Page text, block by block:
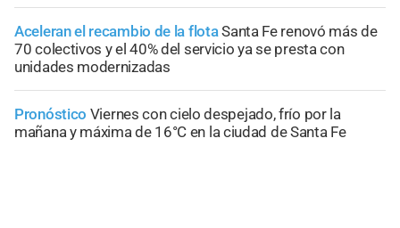
Aceleran el recambio de la flotaSanta Fe renovó más de
70 colectivos y el 40% del servicio ya se presta con
unidades modernizadas
Pronóstico Viernes con cielo despejado, frío por la
mañana y máxima de 16°C en la ciudad de Santa Fe